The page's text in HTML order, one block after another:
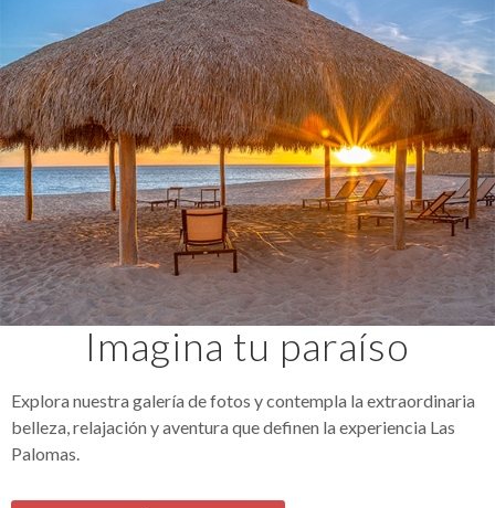
Imagina tu paraíso
Explora nuestra galería de fotos y contempla la extraordinaria
belleza, relajación y aventura que definen la experiencia Las
Palomas.